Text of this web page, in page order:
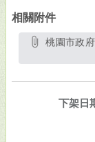
相關附件
桃園市政府函-國家文官學院辦理「按讚、分享送好書」
下架日